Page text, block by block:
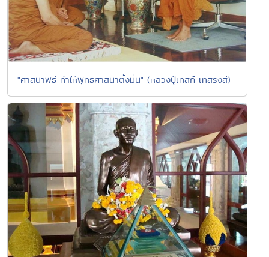
"ศาสนาพิธี ทำให้พุทธศาสนาตั้งมั่น" (หลวงปู่เทสก์ เทสรังสี)